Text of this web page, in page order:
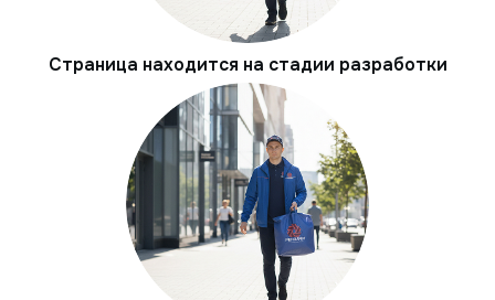
Страница находится на стадии разработки